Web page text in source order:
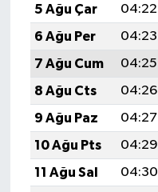
5 Ağu Çar
04:22
6 Ağu Per
04:23
7 Ağu Cum
04:25
8 Ağu Cts
04:26
9 Ağu Paz
04:27
10 Ağu Pts
04:29
11 Ağu Sal
04:30